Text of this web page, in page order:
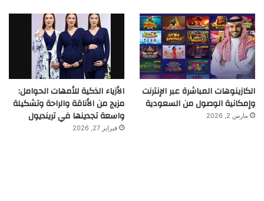
الكازينوهات المباشرة عبر الإنترنت
وإمكانية الوصول من السعودية
مارس 2, 2026
الأزياء الذكية للأمهات الحوامل:
مزيج من الأناقة والراحة وتشكيلة
واسعة تجدينها في ترينديول
فبراير 27, 2026